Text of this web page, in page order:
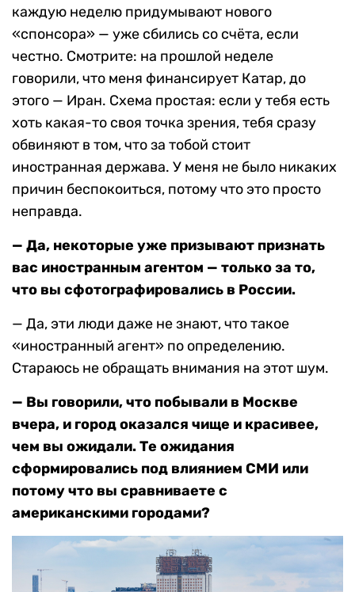
каждую неделю придумывают нового
«спонсора» — уже сбились со счёта, если
честно. Смотрите: на прошлой неделе
говорили, что меня финансирует Катар, до
этого — Иран. Схема простая: если у тебя есть
хоть какая-то своя точка зрения, тебя сразу
обвиняют в том, что за тобой стоит
иностранная держава. У меня не было никаких
причин беспокоиться, потому что это просто
неправда.
— Да, некоторые уже призывают признать
вас иностранным агентом — только за то,
что вы сфотографировались в России.
— Да, эти люди даже не знают, что такое
«иностранный агент» по определению.
Стараюсь не обращать внимания на этот шум.
— Вы говорили, что побывали в Москве
вчера, и город оказался чище и красивее,
чем вы ожидали. Те ожидания
сформировались под влиянием СМИ или
потому что вы сравниваете с
американскими городами?